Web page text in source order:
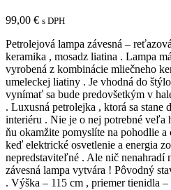
99,00 € s DPH
Petrolejová lampa závesná –
keramika , mosadz liatina . Lampa
vyrobená z kombinácie mliečneho
umeleckej liatiny . Je vhodná do
vynímať sa bude predovšetkým v
. Luxusná petrolejka , ktorá sa
interiéru . Nie je o nej potrebné
ňu okamžite pomyslíte na pohodlie
keď elektrické osvetlenie a energia
nepredstaviteľné . Ale nič nenahradí
závesná lampa vytvára ! Pôvodný
. Výška – 115 cm , priemer tienidla –